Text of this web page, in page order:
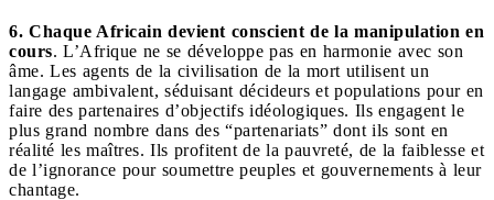
6. Chaque Africain devient conscient de la manipulation en
cours. L’Afrique ne se développe pas en harmonie avec son
âme. Les agents de la civilisation de la mort utilisent un
langage ambivalent, séduisant décideurs et populations pour en
faire des partenaires d’objectifs idéologiques. Ils engagent le
plus grand nombre dans des “partenariats” dont ils sont en
réalité les maîtres. Ils profitent de la pauvreté, de la faiblesse et
de l’ignorance pour soumettre peuples et gouvernements à leur
chantage.